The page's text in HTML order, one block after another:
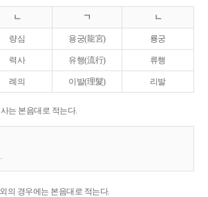
ㄴ ㄱ ㄴ
량심 용궁(龍宮) 룡궁
력사 유행(流行) 류행
례의 이발(理髮) 리발
는 본음대로 적는다.
의 경우에는 본음대로 적는다.